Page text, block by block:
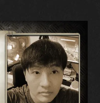
競技場